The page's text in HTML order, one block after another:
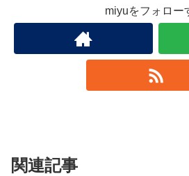
miyuをフォロー
関連記事